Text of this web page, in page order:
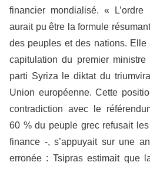
financier mondialisé. «
aurait pu être la formule
des peuples et des nations.
capitulation du premier
parti Syriza le diktat du
Union européenne. Cette
contradiction avec le
60 % du peuple grec refusait
finance -, s’appuyait sur une
erronée : Tsipras estimait que